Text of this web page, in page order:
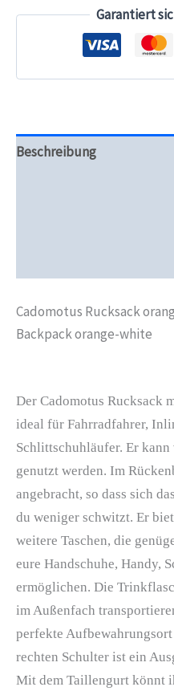
Garantiert
Beschreibung
Cadomotus Rucksack
Backpack orange-white
Der Cadomotus Rucksack
ideal für Fahrradfahrer,
Schlittschuhläufer. Er
genutzt werden. Im
angebracht, so dass sich
du weniger schwitzt. Er
weitere Taschen, die
eure Handschuhe, Handy,
ermöglichen. Die
im Außenfach
perfekte
rechten Schulter ist ein
Mit dem Taillengurt könnt